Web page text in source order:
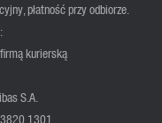
płatność przy odbiorze.
kurierską
S.A.
1301